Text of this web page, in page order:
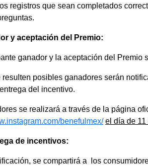
registros que sean completados
y aceptación del Premio:
ganador y la aceptación del
posibles ganadores serán
del incentivo.
se realizará a través de la página
benefulmex/ el día de
de incentivos:
se compartirá a los